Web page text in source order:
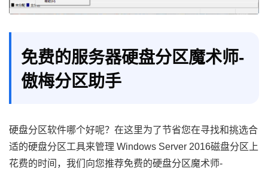
免费的服务器硬盘分区魔术师-
傲梅分区助手
硬盘分区软件哪个好呢？在这里为了节省您在寻找和挑选合
适的硬盘分区工具来管理 Windows Server 2016磁盘分区上
花费的时间，我们向您推荐免费的硬盘分区魔术师-